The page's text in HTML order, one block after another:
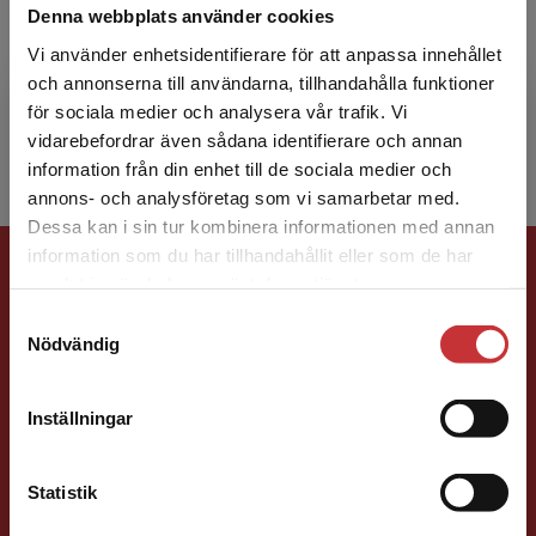
Denna webbplats använder cookies
Vi använder enhetsidentifierare för att anpassa innehållet
och annonserna till användarna, tillhandahålla funktioner
för sociala medier och analysera vår trafik. Vi
vidarebefordrar även sådana identifierare och annan
information från din enhet till de sociala medier och
annons- och analysföretag som vi samarbetar med.
Dessa kan i sin tur kombinera informationen med annan
information som du har tillhandahållit eller som de har
Nödvändig
Inställningar
Statistik
Begränsad fraktregion
Det verkar som att du besöker
studentlitteratur.se via en enhet utanför Sverige.
Vi erbjuder inte leveranser utanför Sverige. För
att kunna slutföra ett köp måste
Gabriel Oxenstierna är fil.dr i nationalekonomi
vid Stockholms universitet, där han disputerade
1999 på en avhandling om konkurrens på
oligopolmark...
Förlagskontakt